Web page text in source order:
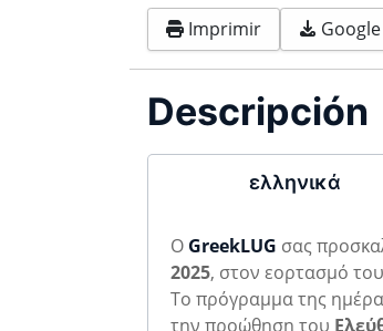
Imprimir Google
Descripción
ελληνικά
Ο GreekLUG σας
2025, στον εορτασμό του
To πρόγραμμα της
την προώθηση του